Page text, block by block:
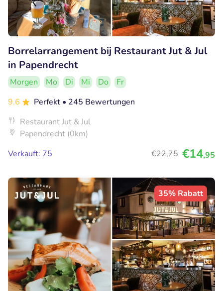
Borrelarrangement bij Restaurant Jut & Jul
in Papendrecht
Morgen Mo Di Mi Do
Fr
9.6
Perfekt • 245 Bewertungen
Restaurant Jut & Jul
Papendrecht (0km)
Verkauft: 75
€22,75 €14,95
35% Rabatt